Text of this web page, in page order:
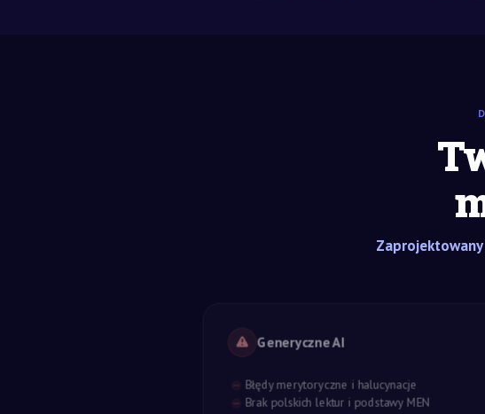
Generyczne AI
Błędy merytoryczne i halucynacje
Brak polskich lektur i podstawy MEN